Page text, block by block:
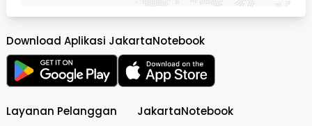
Download Aplikasi JakartaNotebook
Layanan Pelanggan JakartaNotebook